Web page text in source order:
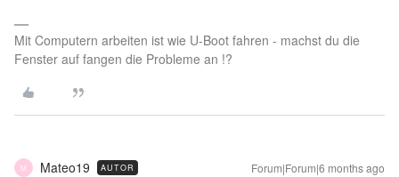
Mit Computern arbeiten ist wie U-Boot fahren - machst du die
Fenster auf fangen die Probleme an !?
M Mateo19 AUTOR Forum|Forum|6 months ago